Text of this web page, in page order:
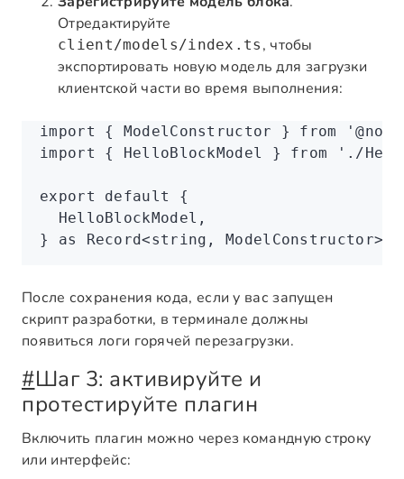
Отредактируйте
client/models/index.ts , чтобы
экспортировать новую модель для загрузки
клиентской части во время выполнения:
import { ModelConstructor } from
import { HelloBlockModel } from './
export default
{
  HelloBlockModel
,
} as Record<string , ModelConstructor>;
После сохранения кода, если у вас запущен
скрипт разработки, в терминале должны
появиться логи горячей перезагрузки.
#Шаг 3: активируйте и
протестируйте плагин
Включить плагин можно через командную строку
или интерфейс: